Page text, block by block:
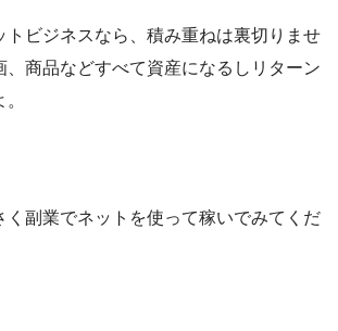
トビジネスなら、積み重ねは裏切りませ
、商品などすべて資産になるしリターン
く副業でネットを使って稼いでみてくだ